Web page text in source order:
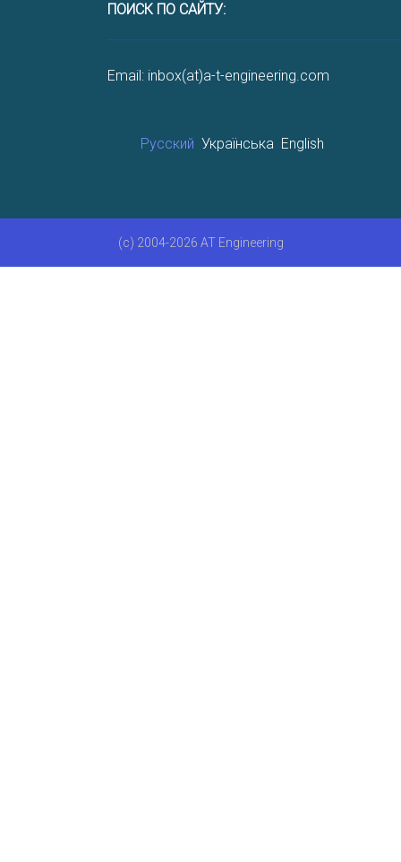
ПОИСК ПО САЙТУ:
Email: inbox(at)a-t-engineering.com
Русский Українська English
(c) 2004-2026 AT Engineering